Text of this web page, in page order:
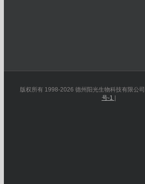
版权所有 1998-2026 德州阳光生物科技有限公司 |
号-1